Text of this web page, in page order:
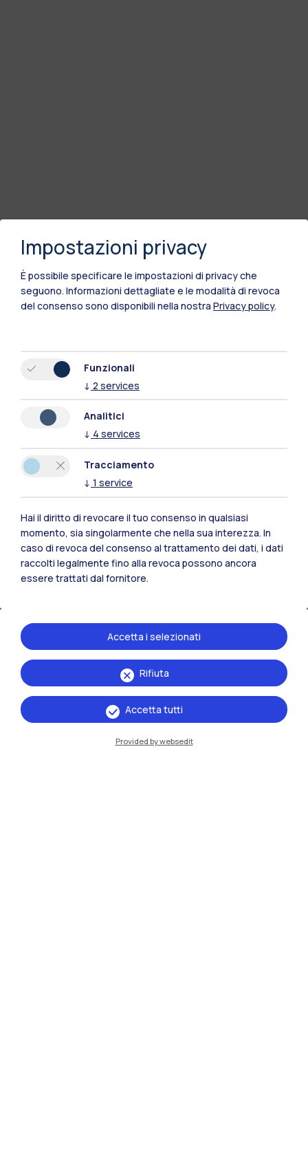
Polimi Community
Tutti i siti dell’ecosistema
Residenze
IT EN
Sedi
Milano Leonardo
Impostazioni privacy
È possibile specificare le impostazioni di privacy che
seguono. Informazioni dettagliate e le modalità di revoca
del consenso sono disponibili nella nostra Privacy policy.
Funzionali
↓ 2 services
Analitici
↓ 4 services
Tracciamento
↓ 1 service
Hai il diritto di revocare il tuo consenso in qualsiasi
momento, sia singolarmente che nella sua interezza. In
caso di revoca del consenso al trattamento dei dati, i dati
raccolti legalmente fino alla revoca possono ancora
essere trattati dal fornitore.
Rifiuta
Accetta i selezionati
Accetta tutti
Provided by websedit